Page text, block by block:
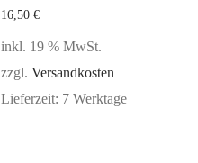
16,50€
inkl. 19 % MwSt.
zzgl.Versandkosten
Lieferzeit: 7 Werktage